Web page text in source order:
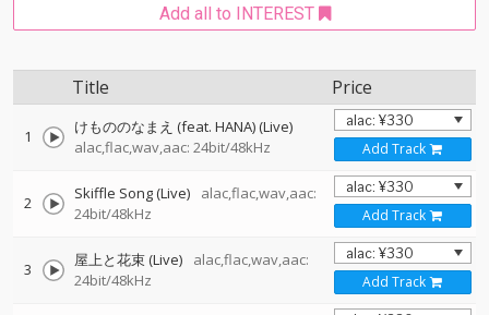
Add all to INTEREST
Title Price
1
けもののなまえ (feat. HANA) (Live)
alac,flac,wav,aac: 24bit/48kHz
Add Track
2 Skiffle Song (Live)
alac,flac,wav,aac:
24bit/48kHz
Add Track
3 屋上と花束 (Live)
alac,flac,wav,aac:
24bit/48kHz
Add Track